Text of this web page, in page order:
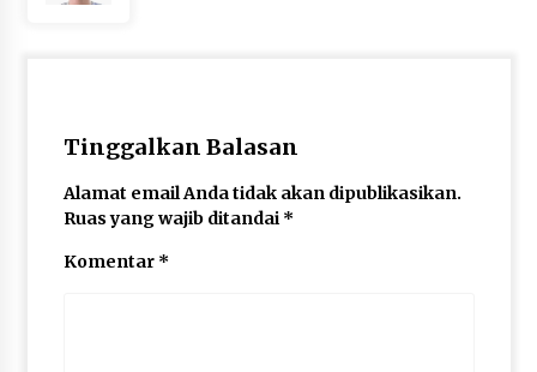
Tinggalkan Balasan
Alamat email Anda tidak akan dipublikasikan.
Ruas yang wajib ditandai *
Komentar *